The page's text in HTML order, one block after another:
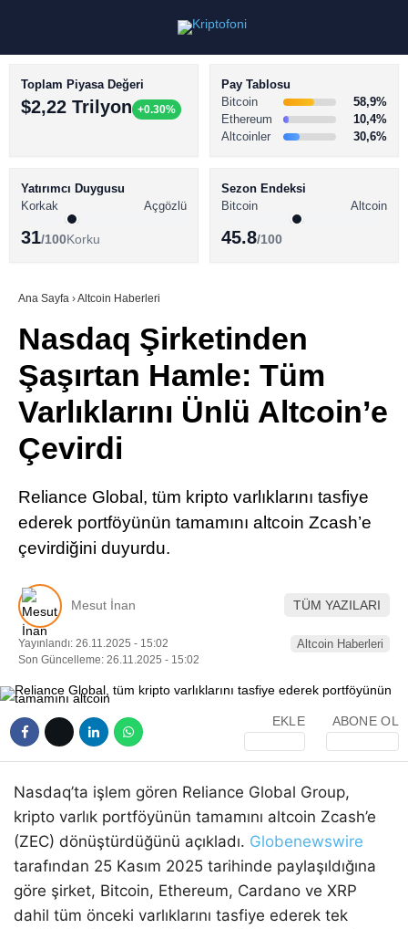
Youtube
TikTok
BİTCOİN HABERLERİ
ALTCOİN HABERLERİ
SÖZLÜK
Toplam Piyasa Değeri
$2,22 Trilyon +0.30%
Pay Tablosu
Bitcoin
58,9%
Ethereum
10,4%
Altcoinler
30,6%
Yatırımcı Duygusu
Korkak
Açgözlü
31/100Korku
Sezon Endeksi
Bitcoin
Altcoin
45.8/100
Ana Sayfa ›Altcoin Haberleri
Nasdaq Şirketinden
Şaşırtan Hamle: Tüm
Varlıklarını Ünlü Altcoin’e
Çevirdi
Reliance Global, tüm kripto varlıklarını tasfiye
ederek portföyünün tamamını altcoin Zcash’e
çevirdiğini duyurdu.
Mesut İnan TÜM YAZILARI
Yayınlandı: 26.11.2025 - 15:02
Son Güncelleme: 26.11.2025 - 15:02
Altcoin Haberleri
EKLE ABONE OL
Nasdaq’ta işlem gören Reliance Global Group,
kripto varlık portföyünün tamamını altcoin Zcash’e
(ZEC) dönüştürdüğünü açıkladı. Globenewswire
tarafından 25 Kasım 2025 tarihinde paylaşıldığına
göre şirket, Bitcoin, Ethereum, Cardano ve XRP
dahil tüm önceki varlıklarını tasfiye ederek tek